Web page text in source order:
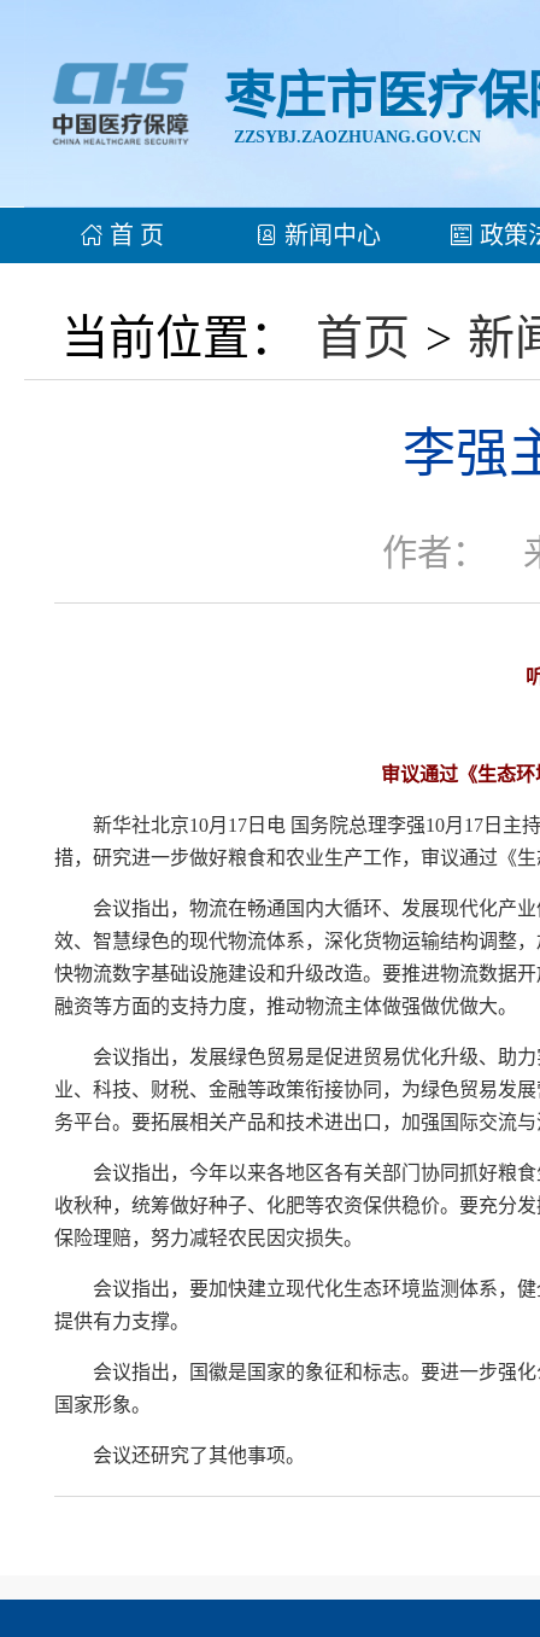
枣庄市医疗
ZZSYBJ.ZAOZHUANG.GOV.CN
首 页 新闻中心 政策
当前位置： 首页 > 新
李强
作者：
审议通过《生态
新华社北京10月17日电 国务院总理李强10月17日
措，研究进一步做好粮食和农业生产工作，审议通过《
会议指出，物流在畅通国内大循环、发展现代化产
效、智慧绿色的现代物流体系，深化货物运输结构调整
快物流数字基础设施建设和升级改造。要推进物流数据
融资等方面的支持力度，推动物流主体做强做优做大。
会议指出，发展绿色贸易是促进贸易优化升级、助
业、科技、财税、金融等政策衔接协同，为绿色贸易发
务平台。要拓展相关产品和技术进出口，加强国际交流
会议指出，今年以来各地区各有关部门协同抓好粮
收秋种，统筹做好种子、化肥等农资保供稳价。要充分
保险理赔，努力减轻农民因灾损失。
会议指出，要加快建立现代化生态环境监测体系，
提供有力支撑。
会议指出，国徽是国家的象征和标志。要进一步强
国家形象。
会议还研究了其他事项。